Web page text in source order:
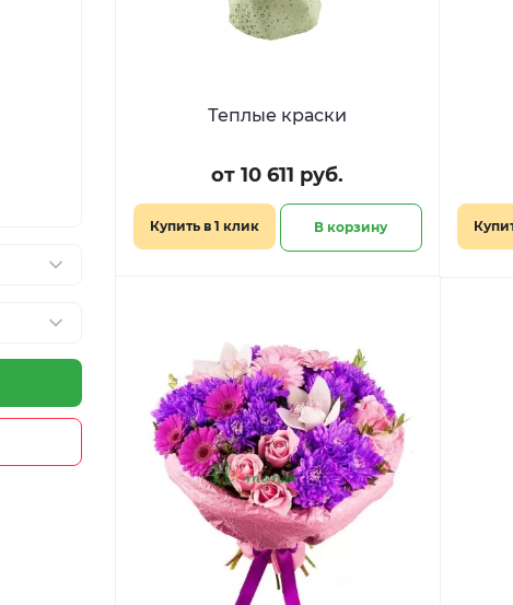
Теплые краски
от 10 611 руб.
Купить в 1 клик В корзину